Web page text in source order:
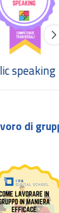
speaking
di